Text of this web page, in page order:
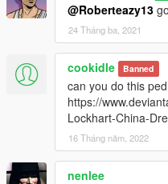
@Roberteazy13
24 Tháng ba, 2021
cookidle Banned
can you do this ped
https://
Lockhart-China-
16 Tháng năm, 2022
nenlee